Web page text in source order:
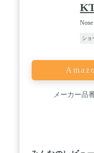
None
ショ
メーカー品